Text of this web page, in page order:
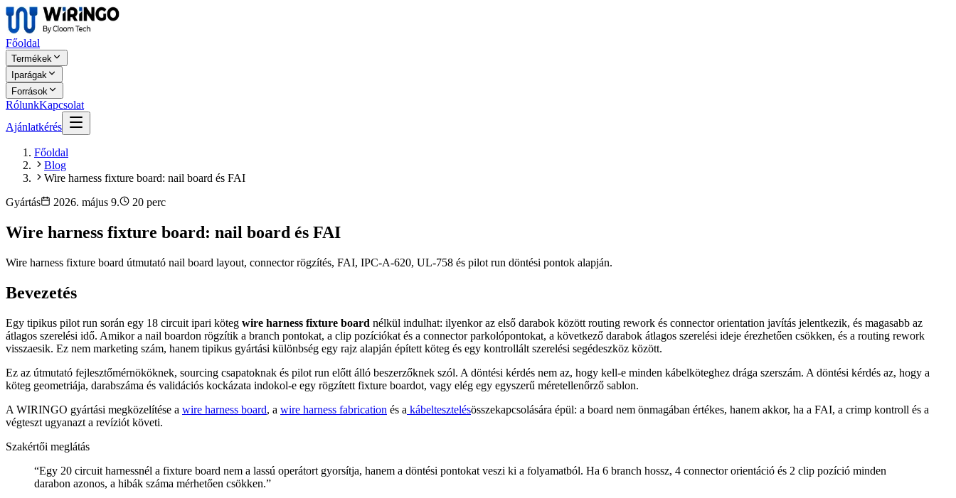
Főoldal
Termékek
Iparágak
Források
RólunkKapcsolat
Ajánlatkérés
Főoldal
Blog
Wire harness fixture board: nail board és FAI
Gyártás
2026. május 9. 20 perc
Wire harness fixture board: nail board és FAI
Wire harness fixture board útmutató nail board layout, connector rögzítés, FAI, IPC-A-620, UL-758 és pilot run döntési pontok alapján.
Bevezetés
Egy tipikus pilot run során egy 18 circuit ipari köteg wire harness fixture board nélkül indulhat: ilyenkor az első darabok között routing rework és connector orientation javítás jelentkezik, és magasabb az
átlagos szerelési idő. Amikor a nail boardon rögzítik a branch pontokat, a clip pozíciókat és a connector parkolópontokat, a következő darabok átlagos szerelési ideje érezhetően csökken, és a routing rework
visszaesik. Ez nem marketing szám, hanem tipikus gyártási különbség egy rajz alapján épített köteg és egy kontrollált szerelési segédeszköz között.
Ez az útmutató fejlesztőmérnököknek, sourcing csapatoknak és pilot run előtt álló beszerzőknek szól. A döntési kérdés nem az, hogy kell-e minden kábelköteghez drága szerszám. A döntési kérdés az, hogy a
köteg geometriája, darabszáma és validációs kockázata indokol-e egy rögzített fixture boardot, vagy elég egy egyszerű méretellenőrző sablon.
A WIRINGO gyártási megközelítése a wire harness board, a wire harness fabrication és a kábeltesztelésösszekapcsolására épül: a board nem önmagában értékes, hanem akkor, ha a FAI, a crimp kontroll és a
végteszt ugyanazt a revíziót követi.
Szakértői meglátás
“Egy 20 circuit harnessnél a fixture board nem a lassú operátort gyorsítja, hanem a döntési pontokat veszi ki a folyamatból. Ha 6 branch hossz, 4 connector orientáció és 2 clip pozíció minden
darabon azonos, a hibák száma mérhetően csökken.”